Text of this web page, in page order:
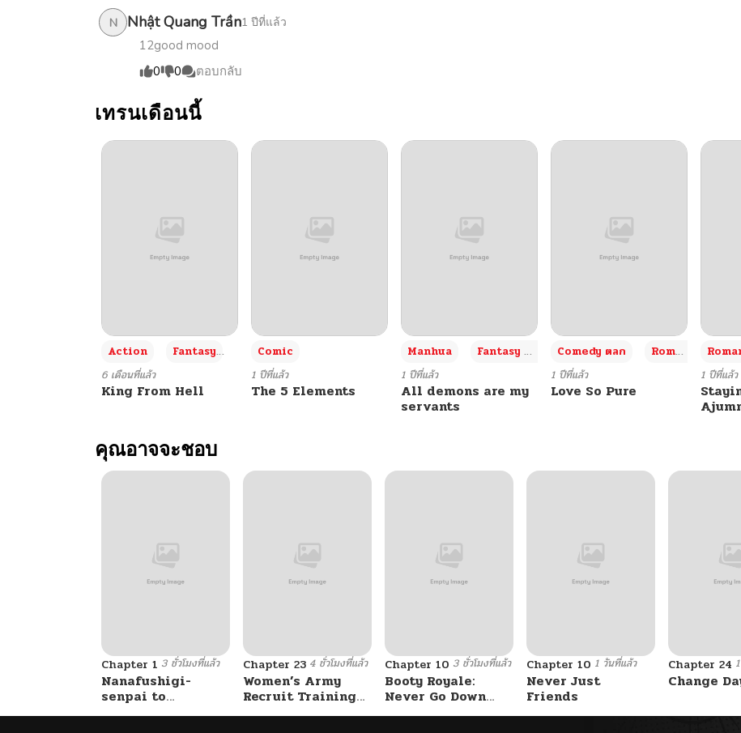
ตอนที่ 104
ตอนที่ 102
ตอนที่ 97 12/28/2025
ตอนที่ 96
ตอนที่ 95
ตอนที่ 90
N Nhật Quang Trần1 ปีที่แล้ว
12good mood
0
0 ตอบกลับ
เทรนเดือนนี้
Action Fantasy
6 เดือนที่แล้ว
King From Hell
Comic
1 ปีที่แล้ว
The 5 Elements
Manhua Fantasy แฟนตาซี +3
1 ปีที่แล้ว
All demons are my
servants
Comedy ตลก Romance โรแมนซ์
1 ปีที่แล้ว
Love So Pure
1 ปีที่แล้ว
คุณอาจจะชอบ
Chapter 1 3 ชั่วโมงที่แล้ว
Nanafushigi-
senpai to
Tetsujin-kun
Chapter 23 4 ชั่วโมงที่แล้ว
Women’s Army
Recruit Training
Center
Chapter 10 3 ชั่วโมงที่แล้ว
Booty Royale:
Never Go Down
Without A Fight!
Chapter 10 1 วันที่แล้ว
Never Just
Friends
Chapter 24
Change